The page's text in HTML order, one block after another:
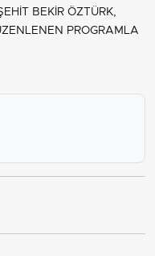
BEKİR ÖZTÜRK,
PROGRAMLA